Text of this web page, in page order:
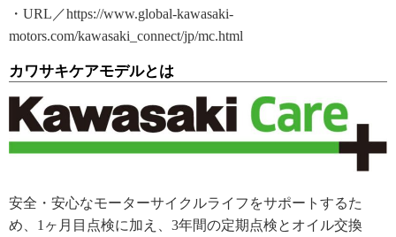
・URL／https://www.global-kawasaki-
motors.com/kawasaki_connect/jp/mc.html
カワサキケアモデルとは
安全・安心なモーターサイクルライフをサポートするた
め、1ヶ月目点検に加え、3年間の定期点検とオイル交換